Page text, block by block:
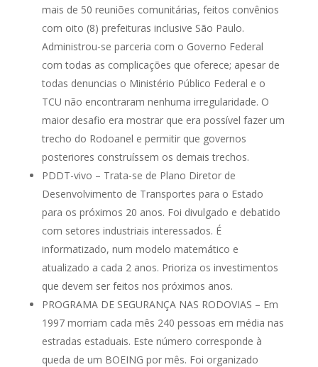
mais de 50 reuniões comunitárias, feitos convênios
com oito (8) prefeituras inclusive São Paulo.
Administrou-se parceria com o Governo Federal
com todas as complicações que oferece; apesar de
todas denuncias o Ministério Público Federal e o
TCU não encontraram nenhuma irregularidade. O
maior desafio era mostrar que era possível fazer um
trecho do Rodoanel e permitir que governos
posteriores construíssem os demais trechos.
PDDT-vivo – Trata-se de Plano Diretor de
Desenvolvimento de Transportes para o Estado
para os próximos 20 anos. Foi divulgado e debatido
com setores industriais interessados. É
informatizado, num modelo matemático e
atualizado a cada 2 anos. Prioriza os investimentos
que devem ser feitos nos próximos anos.
PROGRAMA DE SEGURANÇA NAS RODOVIAS – Em
1997 morriam cada mês 240 pessoas em média nas
estradas estaduais. Este número corresponde à
queda de um BOEING por mês. Foi organizado